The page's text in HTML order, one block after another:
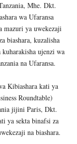
Zaidi Ya Miaka
WAKUU WA VYUO
Mhe. Dkt.
wa Ufaransa
mazuri ya uwekezaji
biashara, kuzalisha
ujenzi wa
na Ufaransa.
Kibiashara kati ya
Roundtable)
jijini Paris, Dkt.
ya sekta binafsi za
na biashara.